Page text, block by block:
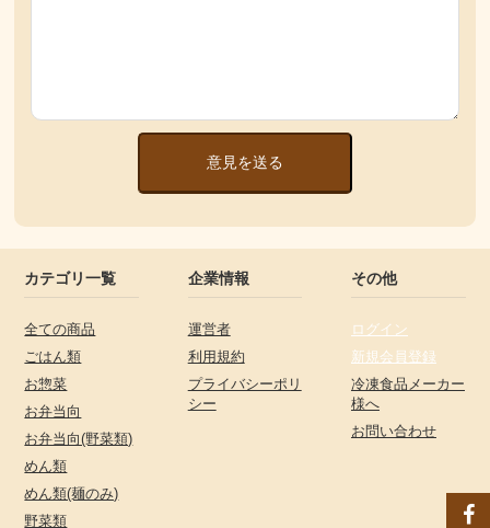
意見を送る
カテゴリ一覧
全ての商品
ごはん類
お惣菜
お弁当向
お弁当向(野菜類)
めん類
めん類(麺のみ)
野菜類
企業情報
運営者
利用規約
プライバシーポリ
シー
その他
ログイン
新規会員登録
冷凍食品メーカー
様へ
お問い合わせ